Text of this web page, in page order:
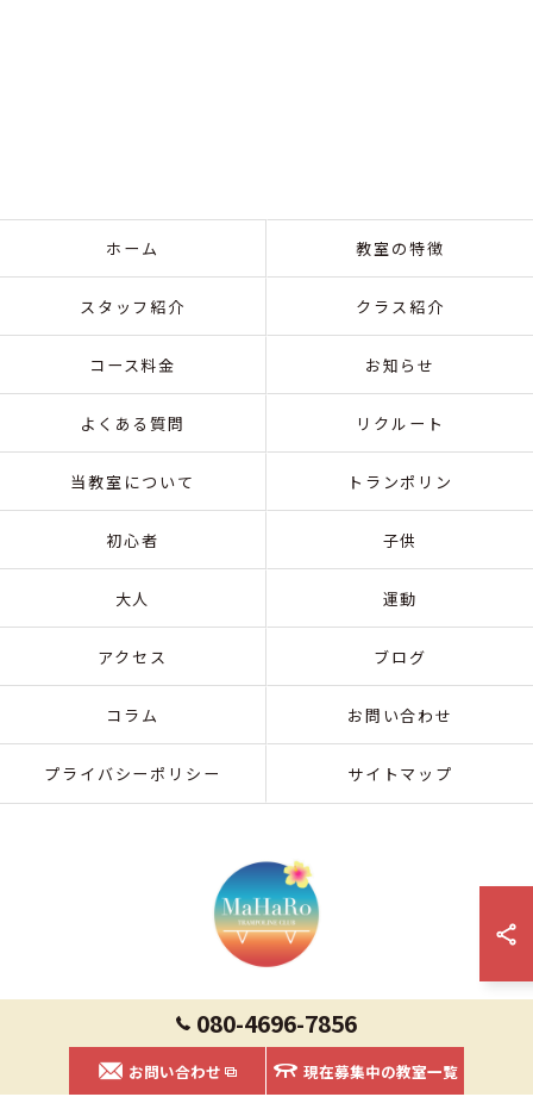
080-4696-7856
お問い合わせ 現在募集中の教室一覧
ホーム 教室の特徴
スタッフ紹介 クラス紹介
コース料金 お知らせ
よくある質問 リクルート
当教室について トランポリン
初心者 子供
大人 運動
アクセス ブログ
コラム お問い合わせ
プライバシーポリシー サイトマップ
© 2026 熊本県菊陽町の習い事ならMaHaRoトランポリンクラブ ALL RIGHTS
RESERVED.